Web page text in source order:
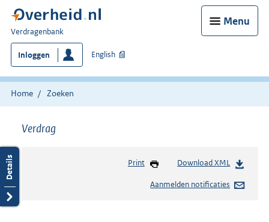
Menu
U
bent
hier:
Verdragenbank
Inloggen English
Home Zoeken
Verdrag
Print Download XML
Aanmelden notificaties